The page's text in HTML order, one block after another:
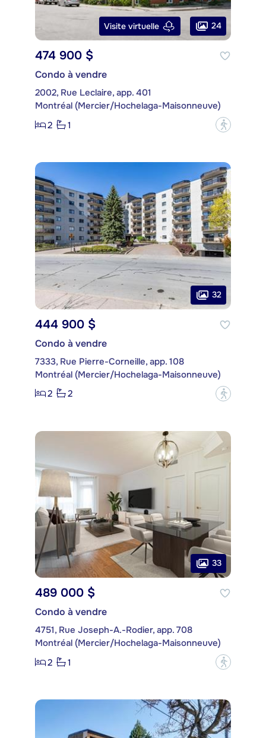
Visite virtuelle 24
474 900 $
Condo à vendre
2002, Rue Leclaire, app. 401
Montréal (Mercier/Hochelaga-Maisonneuve)
2
1 ?
32
444 900 $
Condo à vendre
7333, Rue Pierre-Corneille, app. 108
Montréal (Mercier/Hochelaga-Maisonneuve)
2
2 ?
33
489 000 $
Condo à vendre
4751, Rue Joseph-A.-Rodier, app. 708
Montréal (Mercier/Hochelaga-Maisonneuve)
2
1 ?